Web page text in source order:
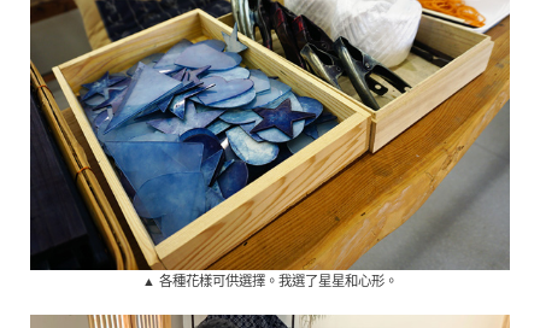
▲ 各種花樣可供選擇。我選了星星和心形。